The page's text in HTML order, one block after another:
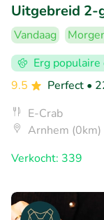
Uitgebreid 2-
Vandaag
Erg populaire
9.5
Perfect •
E-Crab
Arnhem (0km)
Verkocht: 339